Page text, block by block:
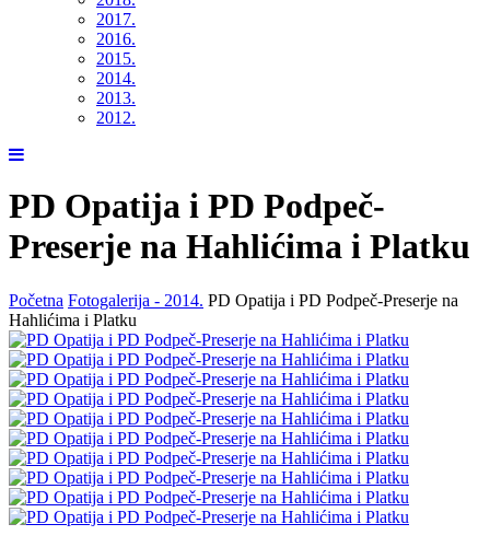
2017.
2016.
2015.
2014.
2013.
2012.
PD Opatija i PD Podpeč-
Preserje na Hahlićima i Platku
Početna Fotogalerija - 2014. PD Opatija i PD Podpeč-Preserje na
Hahlićima i Platku